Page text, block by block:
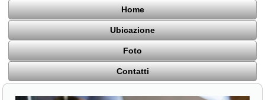
Home
Ubicazione
Foto
Contatti